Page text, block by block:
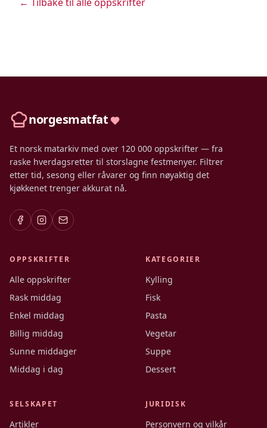
norgesmatfat
Et norsk matarkiv med over 120 000 oppskrifter — fra
raske hverdagsretter til storslagne festmenyer. Filtrer
etter tid, sesong eller råvarer og finn nøyaktig det
kjøkkenet trenger akkurat nå.
OPPSKRIFTER
Alle oppskrifter
Rask middag
Enkel middag
Billig middag
Sunne middager
Middag i dag
KATEGORIER
Kylling
Fisk
Pasta
Vegetar
Suppe
Dessert
SELSKAPET
Artikler
JURIDISK
Personvern og vilkår